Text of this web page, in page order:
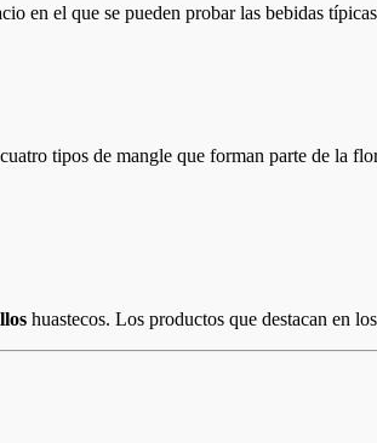
en el que se pueden probar las bebidas
tipos de mangle que forman parte de la
huastecos. Los productos que destacan en